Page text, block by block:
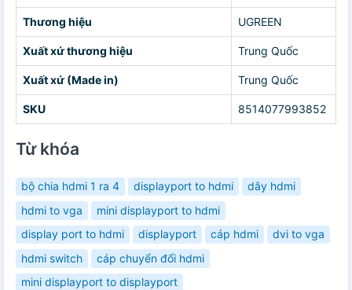
Thương hiệu UGREEN
Xuất xứ thương hiệu Trung Quốc
Xuất xứ (Made in) Trung Quốc
SKU 8514077993852
Từ khóa
bộ chia hdmi 1 ra 4 displayport to hdmi
dây hdmi
hdmi to vga
mini displayport to hdmi
display port to hdmi
displayport cáp hdmi
dvi to vga
hdmi switch
cáp chuyển đổi hdmi
mini displayport to displayport